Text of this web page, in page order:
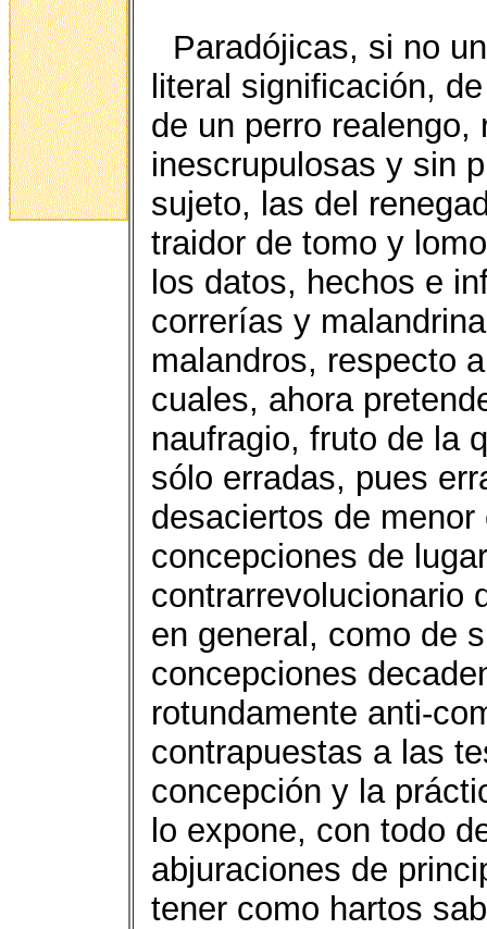
Paradójicas, si no
literal significación,
de un perro
inescrupulosas y sin
sujeto, las del
traidor de tomo y
los datos, hechos e
correrías y
malandros, respecto
cuales, ahora
naufragio, fruto de la
sólo erradas, pues
desaciertos de
concepciones de
contrarrevolucionario
en general, como de
concepciones
rotundamente anti-
contrapuestas a las
concepción y la
lo expone, con todo
abjuraciones de
tener como hartos